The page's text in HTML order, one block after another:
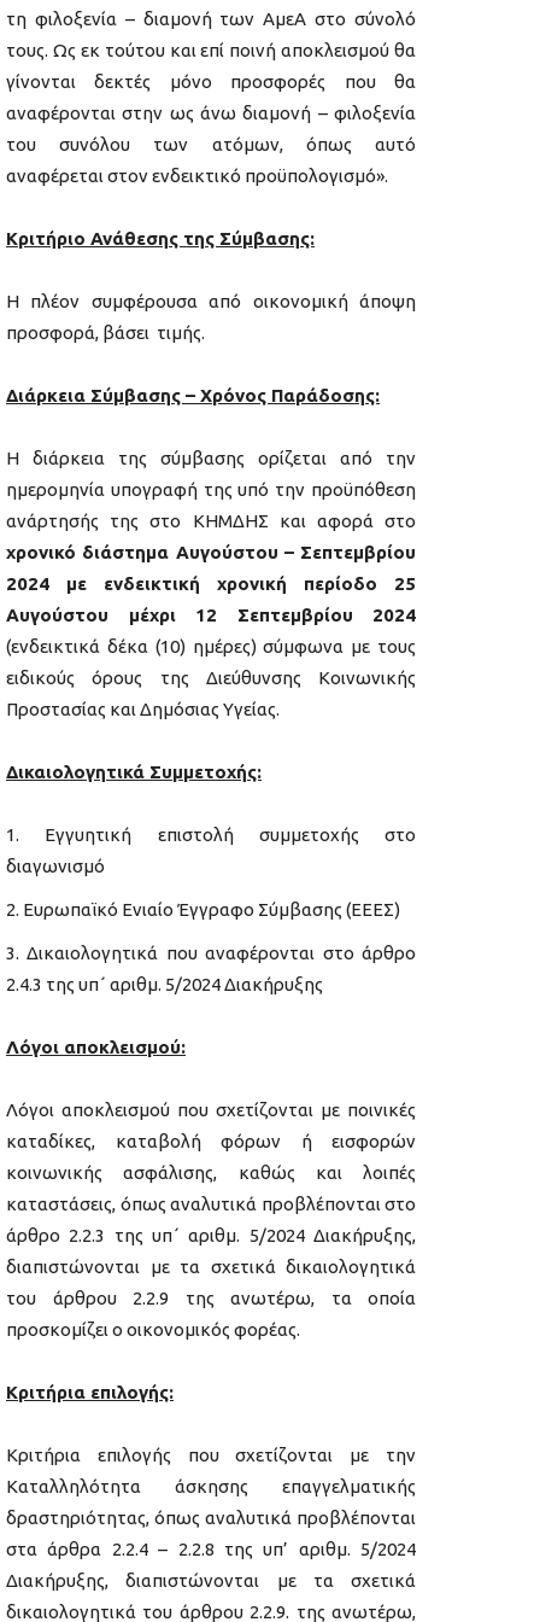
τη φιλοξενία – διαμονή των ΑμεΑ στο σύνολό
τους. Ως εκ τούτου και επί ποινή αποκλεισμού θα
γίνονται δεκτές μόνο προσφορές που θα
αναφέρονται στην ως άνω διαμονή – φιλοξενία
του συνόλου των ατόμων, όπως αυτό
αναφέρεται στον ενδεικτικό προϋπολογισμό».
Κριτήριο Ανάθεσης της Σύμβασης:
Η πλέον συμφέρουσα από οικονομική άποψη
προσφορά, βάσει τιμής.
Διάρκεια Σύμβασης – Χρόνος Παράδοσης:
Η διάρκεια της σύμβασης ορίζεται από την
ημερομηνία υπογραφή της υπό την προϋπόθεση
ανάρτησής της στο ΚΗΜΔΗΣ και αφορά στο
χρονικό διάστημα Αυγούστου – Σεπτεμβρίου
2024 με ενδεικτική χρονική περίοδο 25
Αυγούστου μέχρι 12 Σεπτεμβρίου 2024
(ενδεικτικά δέκα (10) ημέρες) σύμφωνα με τους
ειδικούς όρους της Διεύθυνσης Κοινωνικής
Προστασίας και Δημόσιας Υγείας.
Δικαιολογητικά Συμμετοχής:
Εγγυητική επιστολή συμμετοχής στο
διαγωνισμό
Ευρωπαϊκό Ενιαίο Έγγραφο Σύμβασης (ΕΕΕΣ)
Δικαιολογητικά που αναφέρονται στο άρθρο
2.4.3 της υπ΄ αριθμ. 5/2024 Διακήρυξης
Λόγοι αποκλεισμού:
Λόγοι αποκλεισμού που σχετίζονται με ποινικές
καταδίκες, καταβολή φόρων ή εισφορών
κοινωνικής ασφάλισης, καθώς και λοιπές
καταστάσεις, όπως αναλυτικά προβλέπονται στο
άρθρο 2.2.3 της υπ΄ αριθμ. 5/2024 Διακήρυξης,
διαπιστώνονται με τα σχετικά δικαιολογητικά
του άρθρου 2.2.9 της ανωτέρω, τα οποία
προσκομίζει ο οικονομικός φορέας.
Κριτήρια επιλογής:
Κριτήρια επιλογής που σχετίζονται με την
Καταλληλότητα άσκησης επαγγελματικής
δραστηριότητας, όπως αναλυτικά προβλέπονται
στα άρθρα 2.2.4 – 2.2.8 της υπ’ αριθμ. 5/2024
Διακήρυξης, διαπιστώνονται με τα σχετικά
δικαιολογητικά του άρθρου 2.2.9. της ανωτέρω,